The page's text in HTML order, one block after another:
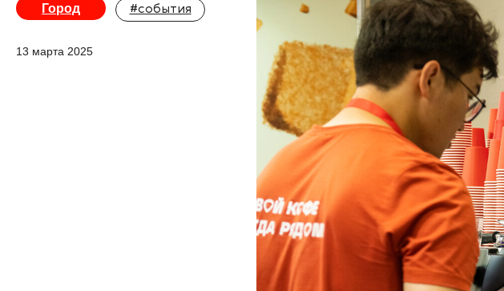
Город #события
13 марта 2025